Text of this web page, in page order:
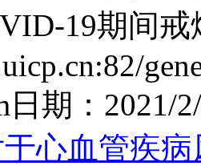
19期间戒
日期： 2021/
心血管疾